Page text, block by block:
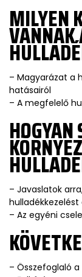
MILYEN
VANNAK
– Magyarázat a
hatásairól
– A megfelelő
– Javaslatok
hulladékkezelést
– Az egyéni
– Összefoglaló